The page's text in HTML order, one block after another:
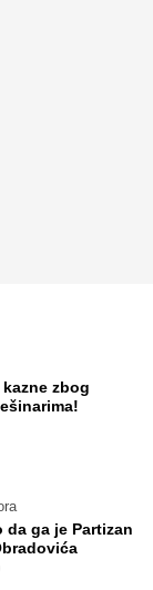
zbog
ga je Partizan